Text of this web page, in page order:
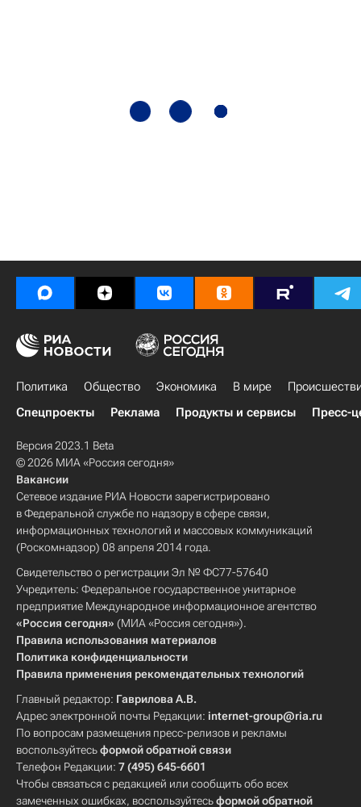
Политика Общество Экономика В мире
Спецпроекты
Реклама Продукты и сервисы Пресс-
Версия 2023.1 Beta
© 2026 МИА «Россия сегодня»
Вакансии
Сетевое издание РИА Новости зарегистрировано
в Федеральной службе по надзору в сфере связи,
информационных технологий и массовых коммуникаций
(Роскомнадзор) 08 апреля 2014 года.
Свидетельство о регистрации Эл № ФС77-57640
Учредитель: Федеральное государственное унитарное
предприятие Международное информационное агентство
«Россия сегодня» (МИА «Россия сегодня»).
Правила использования материалов
Политика конфиденциальности
Правила применения рекомендательных технологий
Главный редактор: Гаврилова А.В.
Адрес электронной почты Редакции: internet-group@ria.ru
По вопросам размещения пресс-релизов и рекламы
воспользуйтесьформой обратной связи
Телефон Редакции: 7 (495) 645-6601
Чтобы связаться с редакцией или сообщить обо всех
замеченных ошибках, воспользуйтесьформой обратной